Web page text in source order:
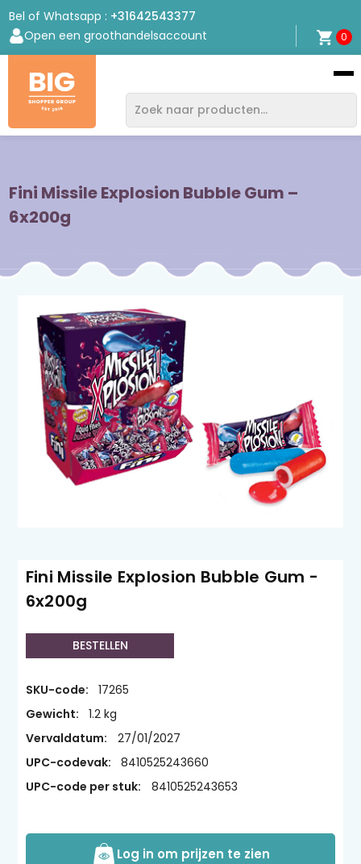
Bel of Whatsapp : +31642543377
Open een groothandelsaccount
0
Bigshopper
Group
Fini Missile Explosion Bubble Gum –
6x200g
Fini Missile Explosion Bubble Gum -
6x200g
BESTELLEN
SKU-code:
17265
Gewicht:
1.2 kg
Vervaldatum:
27/01/2027
UPC-codevak:
8410525243660
UPC-code per stuk:
8410525243653
Log in om prijzen te zien